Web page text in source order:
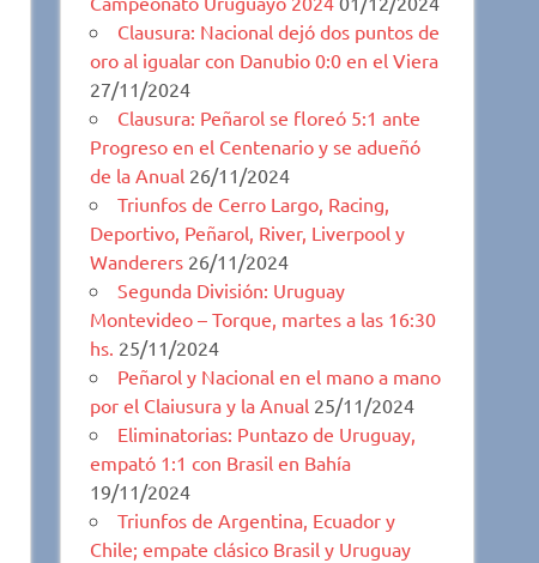
Clausura: Nacional dejó dos puntos de
oro al igualar con Danubio 0:0 en el Viera
27/11/2024
Clausura: Peñarol se floreó 5:1 ante
Progreso en el Centenario y se adueñó
de la Anual 26/11/2024
Triunfos de Cerro Largo, Racing,
Deportivo, Peñarol, River, Liverpool y
Wanderers 26/11/2024
Segunda División: Uruguay
Montevideo – Torque, martes a las 16:30
hs. 25/11/2024
Peñarol y Nacional en el mano a mano
por el Claiusura y la Anual 25/11/2024
Eliminatorias: Puntazo de Uruguay,
empató 1:1 con Brasil en Bahía
19/11/2024
Triunfos de Argentina, Ecuador y
Chile; empate clásico Brasil y Uruguay